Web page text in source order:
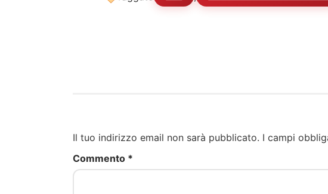
Il tuo indirizzo email non sarà pubblicato. I campi
Commento *